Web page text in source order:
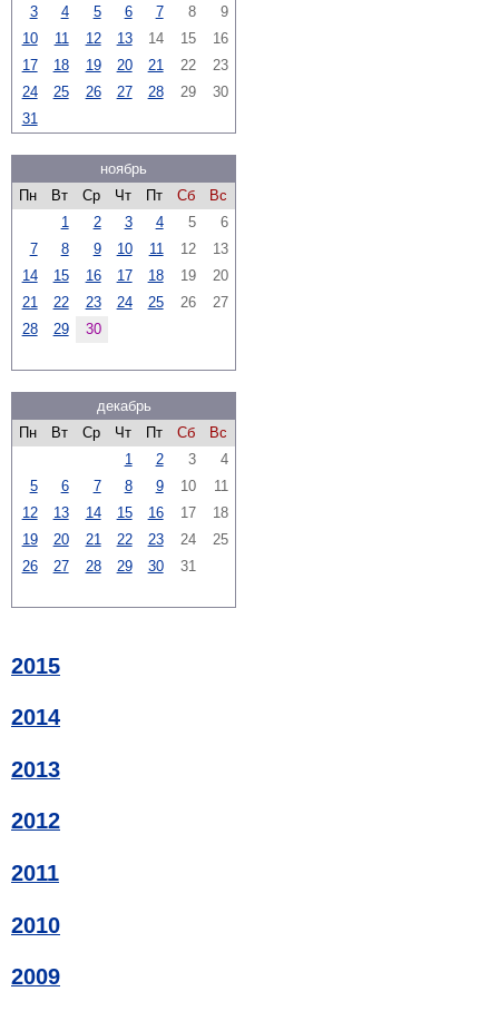
3
4 5 6 7 8
9
10
11 12 13 14 15
16
17
18 19 20 21 22
23
24
25 26 27 28 29
30
31
ноябрь
Пн
Вт Ср Чт Пт Сб
Вс
1
2 3 4 5
6
7
8 9 10 11 12
13
14
15 16 17 18 19
20
21
22 23 24 25 26
27
28
29 30
декабрь
Пн
Вт Ср Чт Пт Сб
Вс
1
2 3
4
5
6 7 8 9 10
11
12
13 14 15 16 17
18
19
20 21 22 23 24
25
26
27 28 29 30 31
2015
2014
2013
2012
2011
2010
2009